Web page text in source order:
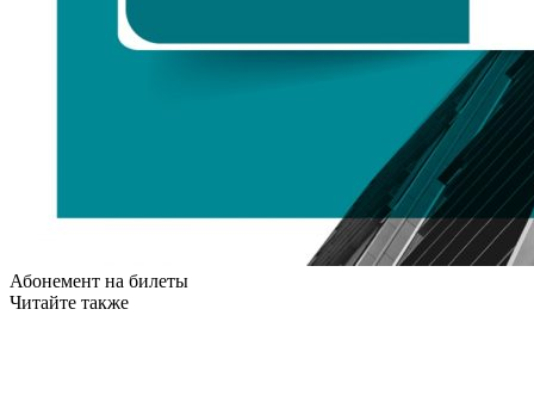
Абонемент на билеты
Читайте также